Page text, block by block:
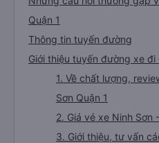
Quận 1
Thông tin tuyến đường
Giới thiệu tuyến đường xe đi
1. Về chất lượng,
Sơn Quận 1
2. Giá vé xe Ninh Sơn
3. Giới thiệu, tư vấn